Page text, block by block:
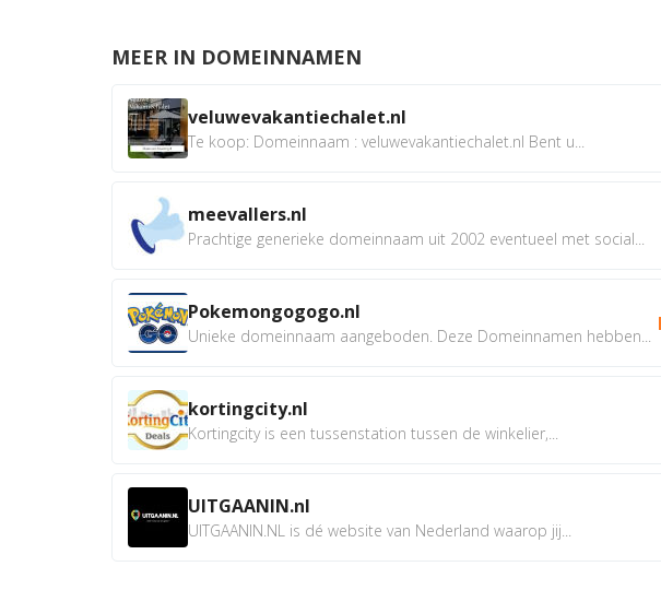
MEER IN DOMEINNAMEN
veluwevakantiechalet.nl
Te koop: Domeinnaam : veluwevakantiechalet.nl Bent u...
meevallers.nl
Prachtige generieke domeinnaam uit 2002 eventueel met social...
Pokemongogogo.nl
Unieke domeinnaam aangeboden. Deze Domeinnamen hebben...
kortingcity.nl
Kortingcity is een tussenstation tussen de winkelier,...
UITGAANIN.nl
UITGAANIN.NL is dé website van Nederland waarop jij...